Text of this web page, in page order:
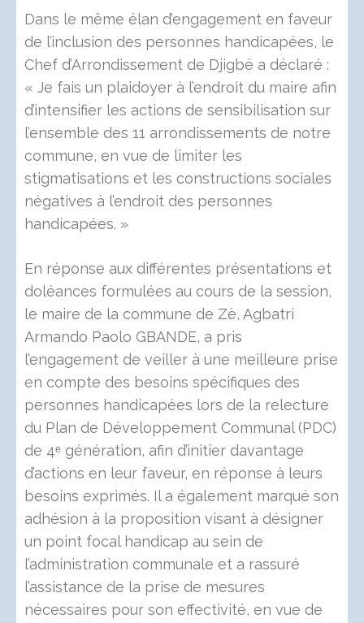
Dans le même élan d’engagement en faveur
de l’inclusion des personnes handicapées, le
Chef d’Arrondissement de Djigbé a déclaré :
« Je fais un plaidoyer à l’endroit du maire afin
d’intensifier les actions de sensibilisation sur
l’ensemble des 11 arrondissements de notre
commune, en vue de limiter les
stigmatisations et les constructions sociales
négatives à l’endroit des personnes
handicapées. »
En réponse aux différentes présentations et
doléances formulées au cours de la session,
le maire de la commune de Zè, Agbatri
Armando Paolo GBANDE, a pris
l’engagement de veiller à une meilleure prise
en compte des besoins spécifiques des
personnes handicapées lors de la relecture
du Plan de Développement Communal (PDC)
de 4ᵉ génération, afin d’initier davantage
d’actions en leur faveur, en réponse à leurs
besoins exprimés. Il a également marqué son
adhésion à la proposition visant à désigner
un point focal handicap au sein de
l’administration communale et a rassuré
l’assistance de la prise de mesures
nécessaires pour son effectivité, en vue de